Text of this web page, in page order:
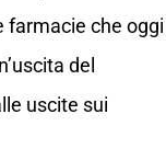
farmacie che oggi
del
uscite sui